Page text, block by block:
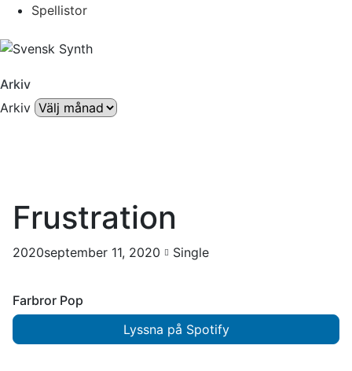
Spellistor
Arkiv
Arkiv
Frustration
2020september 11, 2020 Single
Farbror Pop
Lyssna på Spotify